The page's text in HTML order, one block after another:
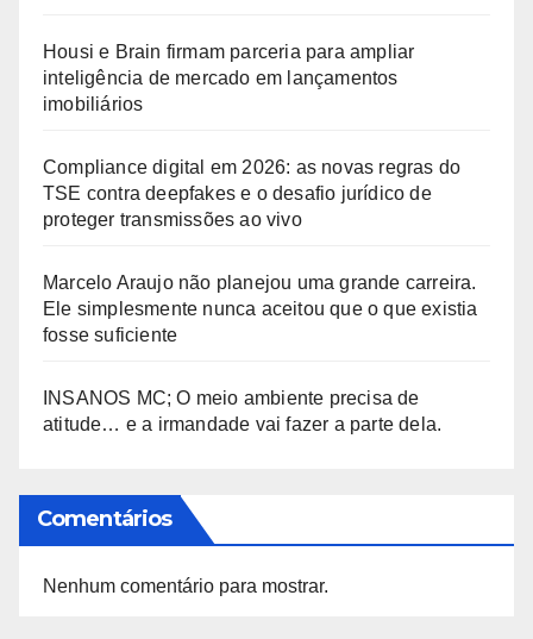
Housi e Brain firmam parceria para ampliar
inteligência de mercado em lançamentos
imobiliários
Compliance digital em 2026: as novas regras do
TSE contra deepfakes e o desafio jurídico de
proteger transmissões ao vivo
Marcelo Araujo não planejou uma grande carreira.
Ele simplesmente nunca aceitou que o que existia
fosse suficiente
INSANOS MC; O meio ambiente precisa de
atitude… e a irmandade vai fazer a parte dela.
Comentários
Nenhum comentário para mostrar.